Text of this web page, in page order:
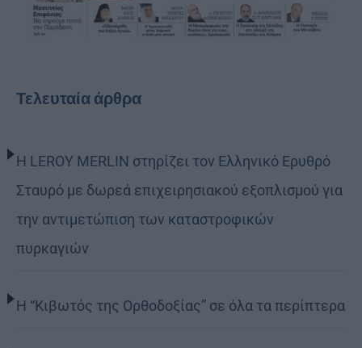
Τελευταία άρθρα
Η LEROY MERLIN στηρίζει τον Ελληνικό Ερυθρό
Σταυρό με δωρεά επιχειρησιακού εξοπλισμού για
την αντιμετώπιση των καταστροφικών
πυρκαγιών
Η “Κιβωτός της Ορθοδοξίας” σε όλα τα περίπτερα